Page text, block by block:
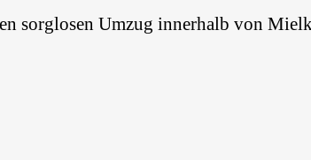
sorglosen Umzug innerhalb von